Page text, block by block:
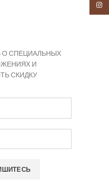
О СПЕЦИАЛЬНЫХ
И
СКИДКУ